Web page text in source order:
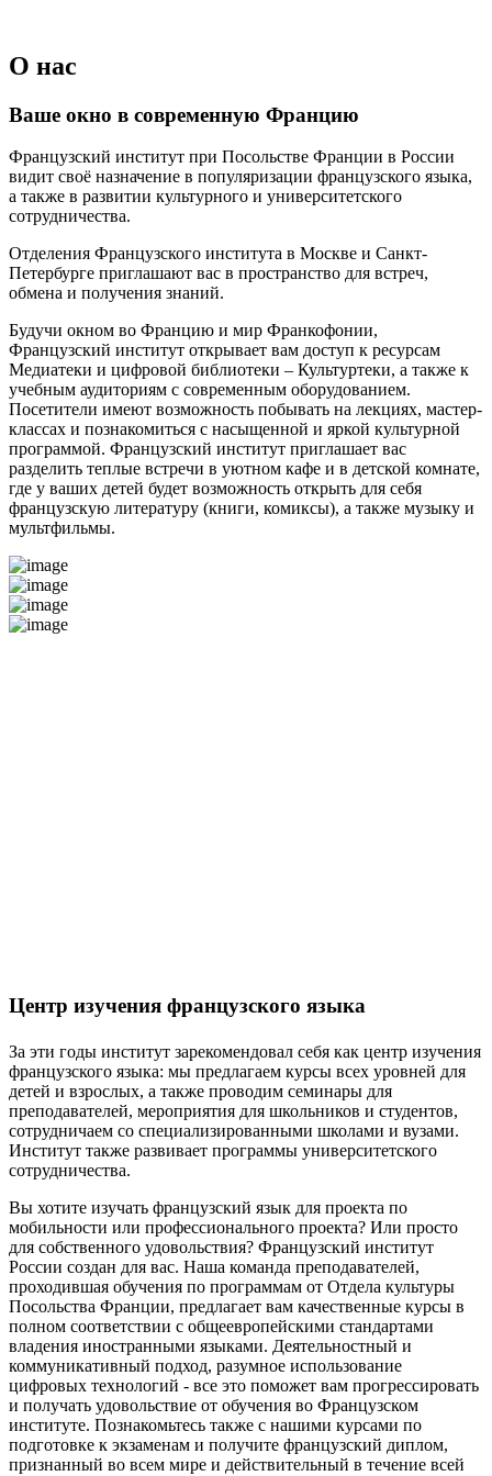
О нас
Ваше окно в современную Францию
Французский институт при Посольстве Франции в России
видит своё назначение в популяризации французского языка,
а также в развитии культурного и университетского
сотрудничества.
Отделения Французского института в Москве и Санкт-
Петербурге приглашают вас в пространство для встреч,
обмена и получения знаний.
Будучи окном во Францию и мир Франкофонии,
Французский институт открывает вам доступ к ресурсам
Медиатеки и цифровой библиотеки – Культуртеки, а также к
учебным аудиториям с современным оборудованием.
Посетители имеют возможность побывать на лекциях, мастер-
классах и познакомиться с насыщенной и яркой культурной
программой. Французский институт приглашает вас
разделить теплые встречи в уютном кафе и в детской комнате,
где у ваших детей будет возможность открыть для себя
французскую литературу (книги, комиксы), а также музыку и
мультфильмы.
Центр изучения французского языка
За эти годы институт зарекомендовал себя как центр изучения
французского языка: мы предлагаем курсы всех уровней для
детей и взрослых, а также проводим семинары для
преподавателей, мероприятия для школьников и студентов,
сотрудничаем со специализированными школами и вузами.
Институт также развивает программы университетского
сотрудничества.
Вы хотите изучать французский язык для проекта по
мобильности или профессионального проекта? Или просто
для собственного удовольствия? Французский институт
России создан для вас. Наша команда преподавателей,
проходившая обучения по программам от Отдела культуры
Посольства Франции, предлагает вам качественные курсы в
полном соответствии с общеевропейскими стандартами
владения иностранными языками. Деятельностный и
коммуникативный подход, разумное использование
цифровых технологий - все это поможет вам прогрессировать
и получать удовольствие от обучения во Французском
институте. Познакомьтесь также с нашими курсами по
подготовке к экзаменам и получите французский диплом,
признанный во всем мире и действительный в течение всей